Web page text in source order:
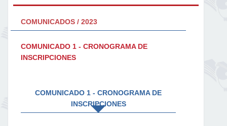
COMUNICADOS / 2023
COMUNICADO 1 - CRONOGRAMA DE
INSCRIPCIONES
COMUNICADO 1 - CRONOGRAMA DE
INSCRIPCIONES